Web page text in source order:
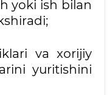
yoki ish bilan
va xorijiy
yuritishini